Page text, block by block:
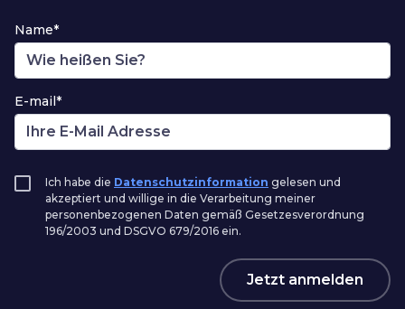
Name*
E-mail*
Ich habe die Datenschutzinformation gelesen und
akzeptiert und willige in die Verarbeitung meiner
personenbezogenen Daten gemäß Gesetzesverordnung
196/2003 und DSGVO 679/2016 ein.
Jetzt anmelden